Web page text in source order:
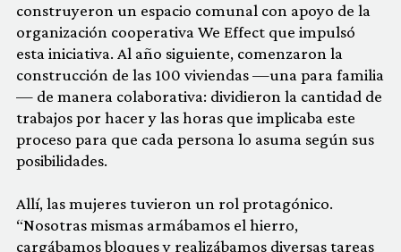
construyeron un espacio comunal con apoyo de la
organización cooperativa We Effect que impulsó
esta iniciativa. Al año siguiente, comenzaron la
construcción de las 100 viviendas —una para familia
— de manera colaborativa: dividieron la cantidad de
trabajos por hacer y las horas que implicaba este
proceso para que cada persona lo asuma según sus
posibilidades.
Allí, las mujeres tuvieron un rol protagónico.
“Nosotras mismas armábamos el hierro,
cargábamos bloques y realizábamos diversas tareas